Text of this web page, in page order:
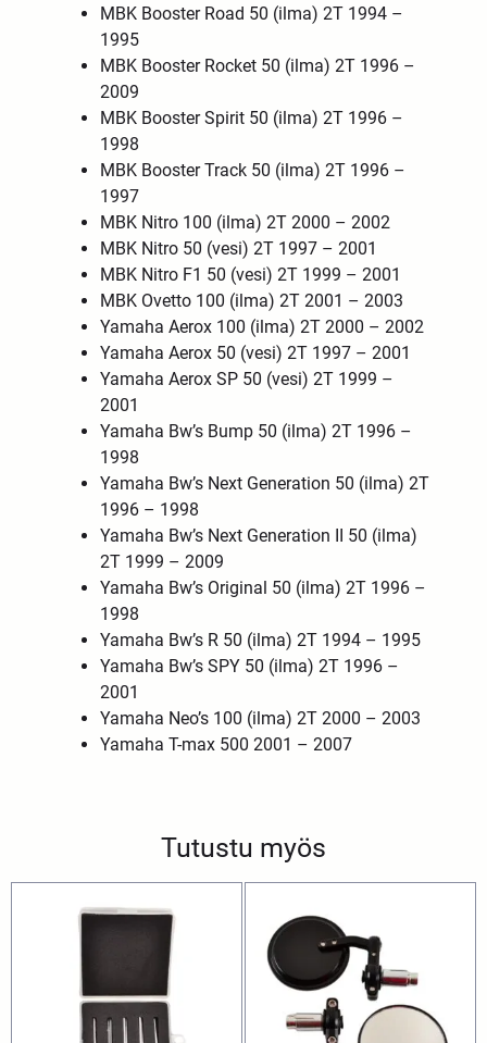
MBK Booster Road 50 (ilma) 2T 1994 –
1995
MBK Booster Rocket 50 (ilma) 2T 1996 –
2009
MBK Booster Spirit 50 (ilma) 2T 1996 –
1998
MBK Booster Track 50 (ilma) 2T 1996 –
1997
MBK Nitro 100 (ilma) 2T 2000 – 2002
MBK Nitro 50 (vesi) 2T 1997 – 2001
MBK Nitro F1 50 (vesi) 2T 1999 – 2001
MBK Ovetto 100 (ilma) 2T 2001 – 2003
Yamaha Aerox 100 (ilma) 2T 2000 – 2002
Yamaha Aerox 50 (vesi) 2T 1997 – 2001
Yamaha Aerox SP 50 (vesi) 2T 1999 –
2001
Yamaha Bw’s Bump 50 (ilma) 2T 1996 –
1998
Yamaha Bw’s Next Generation 50 (ilma) 2T
1996 – 1998
Yamaha Bw’s Next Generation II 50 (ilma)
2T 1999 – 2009
Yamaha Bw’s Original 50 (ilma) 2T 1996 –
1998
Yamaha Bw’s R 50 (ilma) 2T 1994 – 1995
Yamaha Bw’s SPY 50 (ilma) 2T 1996 –
2001
Yamaha Neo’s 100 (ilma) 2T 2000 – 2003
Yamaha T-max 500 2001 – 2007
Tutustu myös